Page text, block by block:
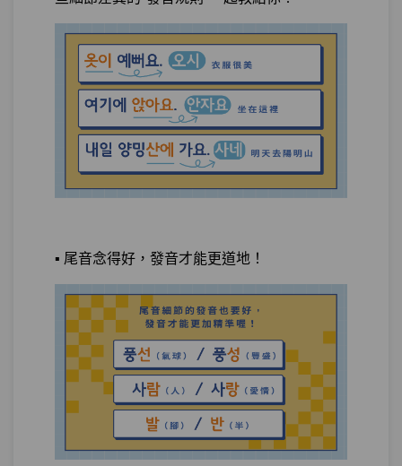
測驗2 隨堂小考8
單元4 用-에, -에서 聊台灣之光珍奶
測驗3 隨堂小考9
第16章：
請求，命令型：你在要求我還是拜託我，
韓國人聽起來奇摩子大不同
單元1 小姐請你排隊！：請～
單元2 請不要插隊：請不要～ 08:23
單元3 請幫我簽名：請幫我～，幫我～
好嗎？
18:53
試看
隨堂小考10
如何邀約朋友：中文的＂要＂韓文怎麼都
▪️ 尾音念得好，發音才能更道地！